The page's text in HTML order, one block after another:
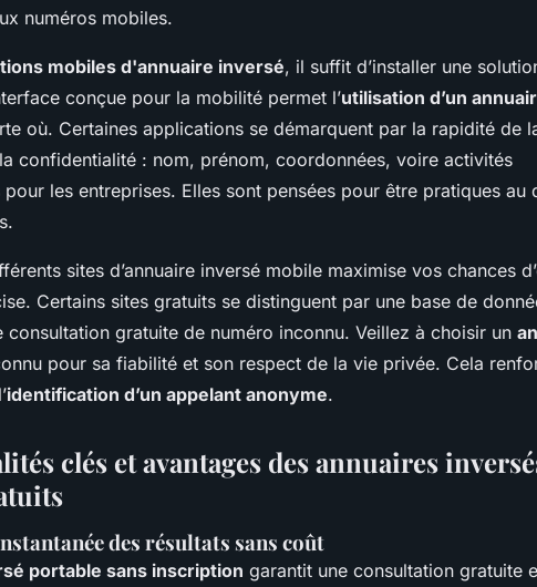
numéros mobiles.
mobiles d'annuaire inversé, il suffit d’installer une
conçue pour la mobilité permet l’utilisation d’un
où. Certaines applications se démarquent par la rapidité de
confidentialité : nom, prénom, coordonnées, voire activités
les entreprises. Elles sont pensées pour être pratiques au
sites d’annuaire inversé mobile maximise vos chances
Certains sites gratuits se distinguent par une base de
consultation gratuite de numéro inconnu. Veillez à choisir un
pour sa fiabilité et son respect de la vie privée. Cela
identification d’un appelant anonyme.
clés et avantages des annuaires
des résultats sans coût
portable sans inscription garantit une consultation gratuite